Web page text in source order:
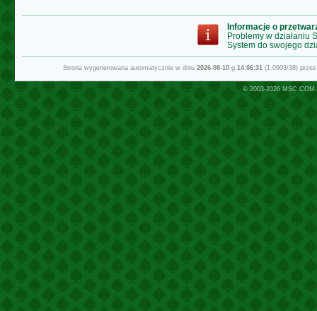
Informacje o
Problemy w działaniu
System do swojego
Strona wygenerowana automatycznie w dniu 2026-08-10g.14:06:31(1.0903/38)
© 2003-2026